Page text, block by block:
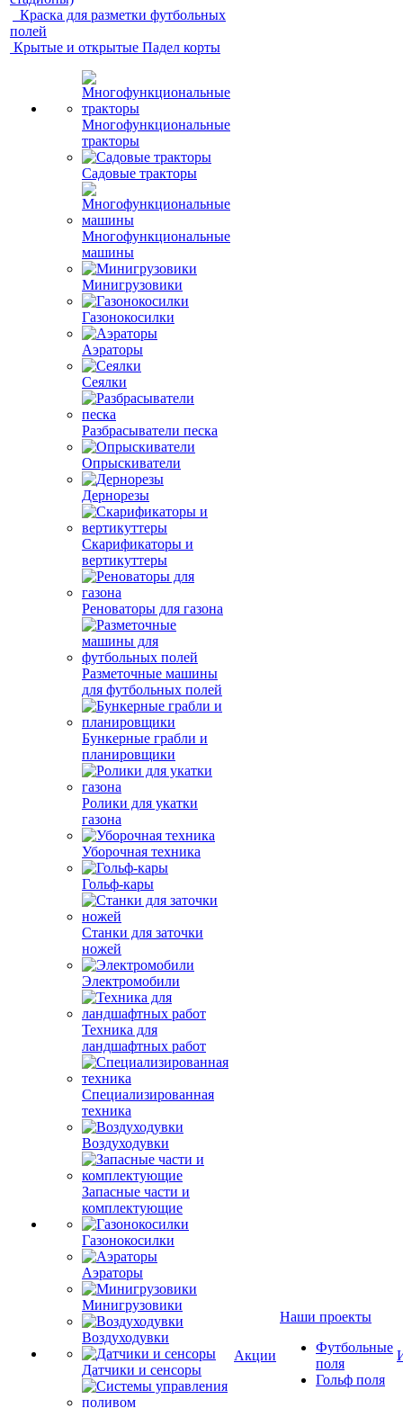
Краска для разметки футбольных
полей
Крытые и открытые Падел корты
Многофункциональные
тракторы
Садовые тракторы
Многофункциональные
машины
Минигрузовики
Газонокосилки
Аэраторы
Сеялки
Разбрасыватели песка
Опрыскиватели
Дернорезы
Скарификаторы и
вертикуттеры
Реноваторы для газона
Разметочные машины
для футбольных полей
Бункерные грабли и
планировщики
Ролики для укатки
газона
Уборочная техника
Гольф-кары
Станки для заточки
ножей
Электромобили
Техника для
ландшафтных работ
Специализированная
техника
Воздуходувки
Запасные части и
комплектующие
Газонокосилки
Аэраторы
Минигрузовики
Воздуходувки
Датчики и сенсоры
Акции
Наши проекты
Футбольные
поля
Гольф поля